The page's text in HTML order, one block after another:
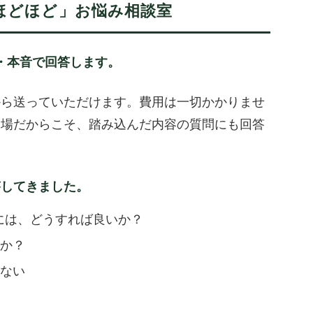
どほど」お悩み相談室
音で回答します。
送っていただけます。費用は一切かかりませ
だからこそ、踏み込んだ内容の質問にも回答
てきました。
、どうすれば良いか？
？
い